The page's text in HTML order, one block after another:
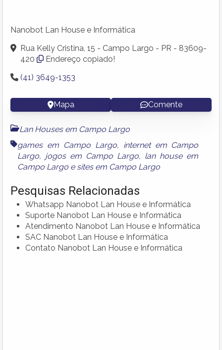
Nanobot Lan House e Informática
Rua Kelly Cristina, 15 - Campo Largo - PR - 83609-
420
Endereço copiado!
(41) 3649-1353
Mapa Comente
Lan Houses em Campo Largo
games em Campo Largo, internet em Campo
Largo, jogos em Campo Largo, lan house em
Campo Largo e sites em Campo Largo
Pesquisas Relacionadas
Whatsapp Nanobot Lan House e Informática
Suporte Nanobot Lan House e Informática
Atendimento Nanobot Lan House e Informática
SAC Nanobot Lan House e Informática
Contato Nanobot Lan House e Informática